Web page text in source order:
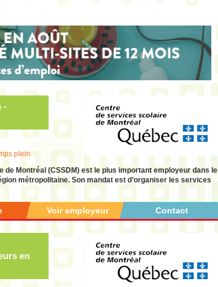
-
plein
Montréal (CSSDM) est le plus important employeur dans le
métropolitaine. Son mandat est d’organiser les services
Voir employeur Contact
en